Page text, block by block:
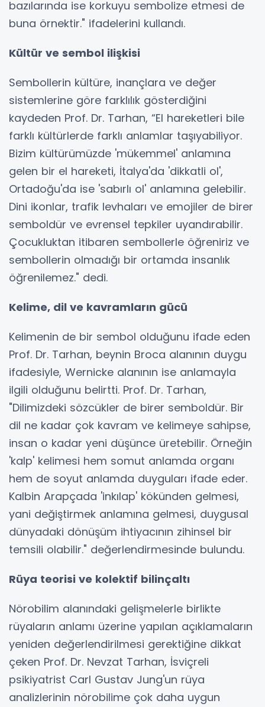
bazılarında ise korkuyu sembolize etmesi de
buna örnektir." ifadelerini kullandı.
Kültür ve sembol ilişkisi
Sembollerin kültüre, inançlara ve değer
sistemlerine göre farklılık gösterdiğini
kaydeden Prof. Dr. Tarhan, “El hareketleri bile
farklı kültürlerde farklı anlamlar taşıyabiliyor.
Bizim kültürümüzde 'mükemmel' anlamına
gelen bir el hareketi, İtalya'da 'dikkatli ol',
Ortadoğu'da ise 'sabırlı ol' anlamına gelebilir.
Dini ikonlar, trafik levhaları ve emojiler de birer
semboldür ve evrensel tepkiler uyandırabilir.
Çocukluktan itibaren sembollerle öğreniriz ve
sembollerin olmadığı bir ortamda insanlık
öğrenilemez." dedi.
Kelime, dil ve kavramların gücü
Kelimenin de bir sembol olduğunu ifade eden
Prof. Dr. Tarhan, beynin Broca alanının duygu
ifadesiyle, Wernicke alanının ise anlamayla
ilgili olduğunu belirtti. Prof. Dr. Tarhan,
"Dilimizdeki sözcükler de birer semboldür. Bir
dil ne kadar çok kavram ve kelimeye sahipse,
insan o kadar yeni düşünce üretebilir. Örneğin
'kalp' kelimesi hem somut anlamda organı
hem de soyut anlamda duyguları ifade eder.
Kalbin Arapçada 'inkılap' kökünden gelmesi,
yani değiştirmek anlamına gelmesi, duygusal
dünyadaki dönüşüm ihtiyacının zihinsel bir
temsili olabilir." değerlendirmesinde bulundu.
Rüya teorisi ve kolektif bilinçaltı
Nörobilim alanındaki gelişmelerle birlikte
rüyaların anlamı üzerine yapılan açıklamaların
yeniden değerlendirilmesi gerektiğine dikkat
çeken Prof. Dr. Nevzat Tarhan, İsviçreli
psikiyatrist Carl Gustav Jung'un rüya
analizlerinin nörobilime çok daha uygun